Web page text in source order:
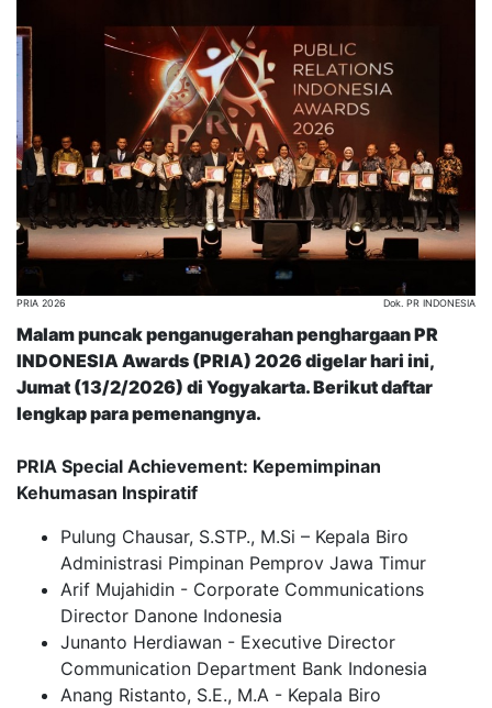
PRIA 2026 Dok. PR INDONESIA
Malam puncak penganugerahan penghargaan PR
INDONESIA Awards (PRIA) 2026 digelar hari ini,
Jumat (13/2/2026) di Yogyakarta. Berikut daftar
lengkap para pemenangnya.
PRIA Special Achievement: Kepemimpinan
Kehumasan Inspiratif
Pulung Chausar, S.STP., M.Si – Kepala Biro
Administrasi Pimpinan Pemprov Jawa Timur
Arif Mujahidin - Corporate Communications
Director Danone Indonesia
Junanto Herdiawan - Executive Director
Communication Department Bank Indonesia
Anang Ristanto, S.E., M.A - Kepala Biro